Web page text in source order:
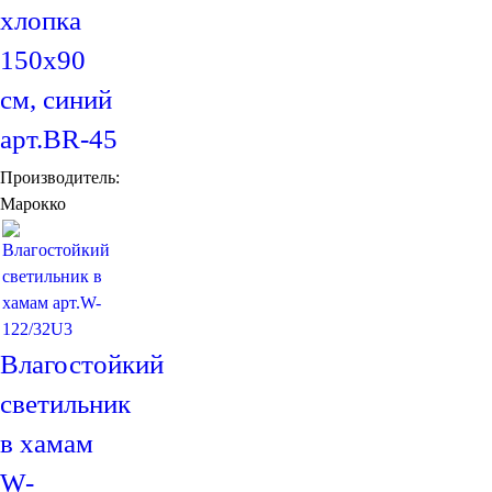
Салфетницы
Свечи и подсвечники
Сундуки
Шкатулки
Шерстяные
Тажины
Подносы
Сахарницы, конфетницы,
фруктовницы
Пиалы, чаши, салатники
хлопка
150х90
см, синий
арт.BR-45
Производитель:
Марокко
Влагостойкий
светильник
в хамам
W-